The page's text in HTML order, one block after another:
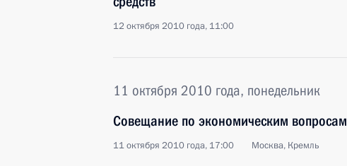
12 октября 2010 года, 11:00
11 октября 2010 года, понедельник
Совещание по экономическим вопросам
11 октября 2010 года, 17:00 Москва, Кремль